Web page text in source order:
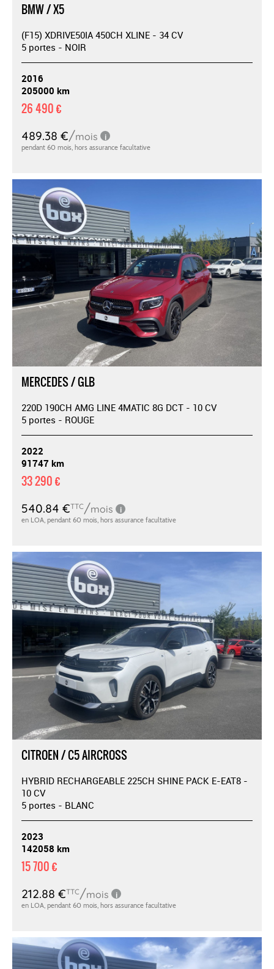
BMW / X5
(F15) XDRIVE50IA 450CH XLINE - 34 CV
5 portes - NOIR
2016
205000 km
26 490 €
MERCEDES / GLB
220D 190CH AMG LINE 4MATIC 8G DCT - 10 CV
5 portes - ROUGE
2022
91747 km
33 290 €
CITROEN / C5 AIRCROSS
HYBRID RECHARGEABLE 225CH SHINE PACK E-EAT8 -
10 CV
5 portes - BLANC
2023
142058 km
15 700 €